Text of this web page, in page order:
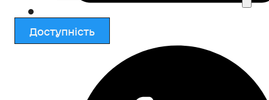
Доступність